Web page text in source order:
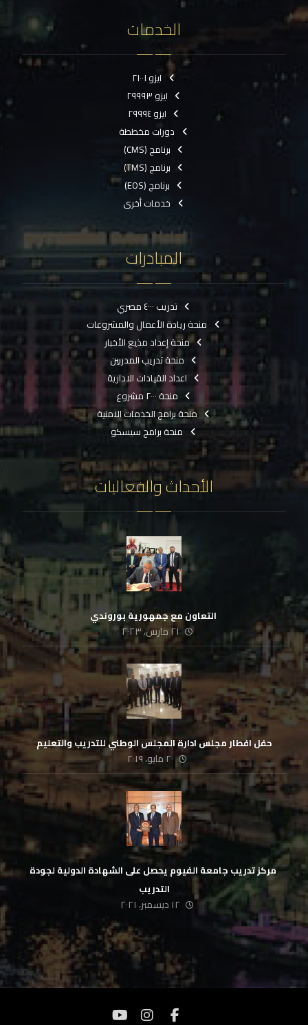
الخدمات
ايزو ٢١٠٠١
ايزو ٢٩٩٩٣
ايزو ٢٩٩٩٤
دورات مخططة
برنامج (CMS)
برنامج (TMS)
برنامج (EOS)
خدمات أخرى
المبادرات
تدريب ٤٠٠٠ مصري
منحة ريادة الأعمال والمشروعات
منحة إعداد مذيع الأخبار
منحة تدريب المدربين
اعداد القيادات الادارية
منحة ٢٠٠٠ مشروع
منحة برامج الخدمات الامنية
منحة برامج سيسكو
الأحداث والفعاليات
‏ التعاون مع جمهورية بوروندي
٢١ مارس، ٢٠٢٣
حفل افطار مجلس ادارة المجلس الوطني للتدريب والتعليم
٢٠ مايو، ٢٠١٩
‏ مركز تدريب جامعة الفيوم يحصل على الشهادة الدولية لجودة
التدريب
١٢ ديسمبر، ٢٠٢١